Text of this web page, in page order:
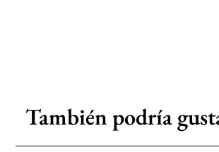
También podría